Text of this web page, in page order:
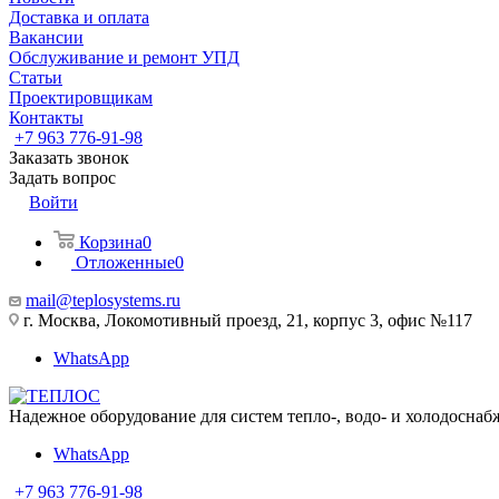
Доставка и оплата
Вакансии
Обслуживание и ремонт УПД
Статьи
Проектировщикам
Контакты
+7 963 776-91-98
Заказать звонок
Задать вопрос
Войти
Корзина0
Отложенные0
mail@teplosystems.ru
г. Москва, Локомотивный проезд, 21, корпус 3, офис №117
WhatsApp
Надежное оборудование для систем тепло-, водо- и
WhatsApp
+7 963 776-91-98